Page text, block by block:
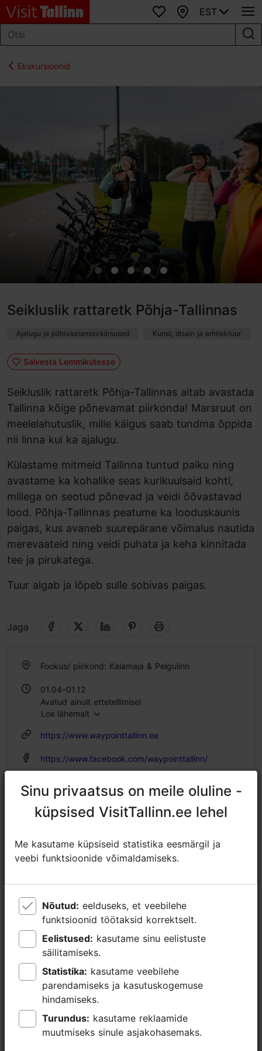
Lemmikud
Kaart
EST
Ekskursioonid
Seikluslik rattaretk Põhja-Tallinnas
Ajalugu ja põhivaatamisväärsused Kunst, disain ja arhitektuur
Salvesta Lemmikutesse
Seikluslik rattaretk Põhja-Tallinnas aitab avastada
Tallinna kõige põnevamat piirkonda! Marsruut on
meelelahutuslik, mille käigus saab tundma õppida
nii linna kui ka ajalugu.
Külastame mitmeid Tallinna tuntud paiku ning
avastame ka kohalike seas kurikuulsaid kohti,
millega on seotud põnevad ja veidi õõvastavad
lood. Põhja-Tallinnas peatume ka looduskaunis
paigas, kus avaneb suurepärane võimalus nautida
merevaateid ning veidi puhata ja keha kinnitada
tee ja pirukatega.
Tuur algab ja lõpeb sulle sobivas paigas.
Jaga
Fookus/ piirkond: Kalamaja & Pelgulinn
01.04–01.12
Avatud ainult ettetellimisel
Loe lähemalt
https://www.waypointtallinn.ee
https://www.facebook.com/waypointtallinn/
+372 5332 5069
Kasutatavad liikumisviisid: jalgrattaga
Loe lähemalt
Sinu privaatsus on meile oluline -
küpsised VisitTallinn.ee lehel
Me kasutame küpsiseid statistika eesmärgil ja
veebi funktsioonide võimaldamiseks.
Nõutud:
funktsioonid töötaksid korrektselt.
Eelistused:
säilitamiseks.
Statistika:
parendamiseks ja kasutuskogemuse
hindamiseks.
Turundus:
muutmiseks sinule asjakohasemaks.
Sinu privaatsus on meile oluline -
küpsised VisitTallinn.ee lehel
Me kasutame küpsiseid statistika eesmärgil ja
veebi funktsioonide võimaldamiseks.
Nõutud:
funktsioonid töötaksid korrektselt.
Eelistused:
säilitamiseks.
Statistika:
parendamiseks ja kasutuskogemuse
hindamiseks.
Turundus:
muutmiseks sinule asjakohasemaks.